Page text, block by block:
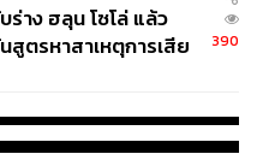
เงินได้จากการรับเห
เป็นเงินได้ประเภทที่ 8
ตายตัว เช่น กำไรจาก
ยละ 15 ขึ้นอยู่กับรายได้
ร่าง ฮลุน โซโล่ แล้ว
สูตรหาสาเหตุการเสีย
390